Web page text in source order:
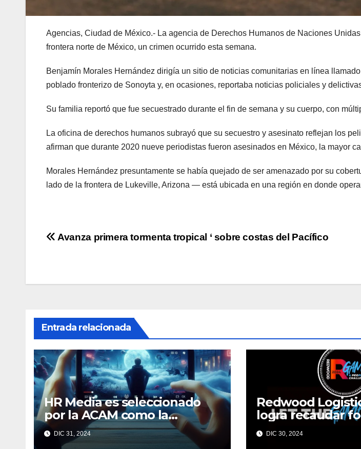
Agencias, Ciudad de México.- La agencia de Derechos Humanos de Naciones
frontera norte de México, un crimen ocurrido esta semana.
Benjamín Morales Hernández dirigía un sitio de noticias comunitarias en línea
poblado fronterizo de Sonoyta y, en ocasiones, reportaba noticias policiales y
Su familia reportó que fue secuestrado durante el fin de semana y su cuerpo, con
La oficina de derechos humanos subrayó que su secuestro y asesinato reflejan los
afirman que durante 2020 nueve periodistas fueron asesinados en México, la mayor
Morales Hernández presuntamente se había quejado de ser amenazado por su
lado de la frontera de Lukeville, Arizona — está ubicada en una región en donde
Navegación
entradas
Avanza primera tormenta tropical ‘ sobre costas del Pacífico
Entrada relacionada
HR Media es seleccionado
por la ACAM como la
medición oficial de
audiencias de video en
DIC 31, 2024
Redwood
logra recaudar
mediante su
Redwood Games
DIC 30, 2024